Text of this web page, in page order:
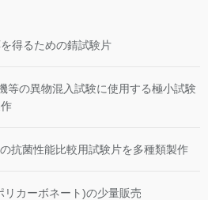
得るための錆試験片
等の異物混入試験に使用する極小試験
抗菌性能比較用試験片を多種類製作
カーボネート)の少量販売